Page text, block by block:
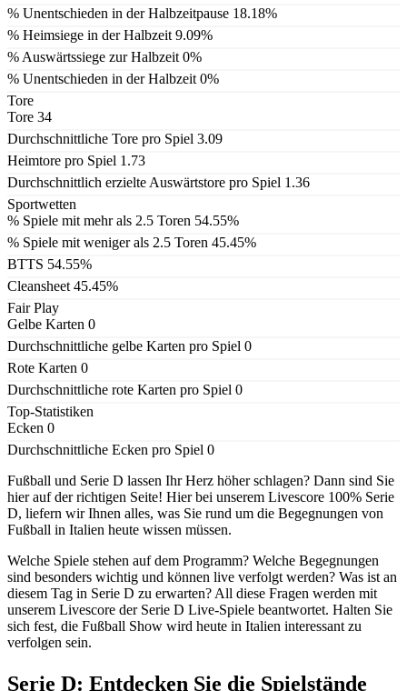
% Unentschieden in der Halbzeitpause 18.18%
% Heimsiege in der Halbzeit 9.09%
% Auswärtssiege zur Halbzeit 0%
% Unentschieden in der Halbzeit 0%
Tore
Tore 34
Durchschnittliche Tore pro Spiel 3.09
Heimtore pro Spiel 1.73
Durchschnittlich erzielte Auswärtstore pro Spiel 1.36
Sportwetten
% Spiele mit mehr als 2.5 Toren 54.55%
% Spiele mit weniger als 2.5 Toren 45.45%
BTTS 54.55%
Cleansheet 45.45%
Fair Play
Gelbe Karten 0
Durchschnittliche gelbe Karten pro Spiel 0
Rote Karten 0
Durchschnittliche rote Karten pro Spiel 0
Top-Statistiken
Ecken 0
Durchschnittliche Ecken pro Spiel 0
Fußball und Serie D lassen Ihr Herz höher schlagen? Dann sind Sie
hier auf der richtigen Seite! Hier bei unserem Livescore 100% Serie
D, liefern wir Ihnen alles, was Sie rund um die Begegnungen von
Fußball in Italien heute wissen müssen.
Welche Spiele stehen auf dem Programm? Welche Begegnungen
sind besonders wichtig und können live verfolgt werden? Was ist an
diesem Tag in Serie D zu erwarten? All diese Fragen werden mit
unserem Livescore der Serie D Live-Spiele beantwortet. Halten Sie
sich fest, die Fußball Show wird heute in Italien interessant zu
verfolgen sein.
Serie D: Entdecken Sie die Spielstände